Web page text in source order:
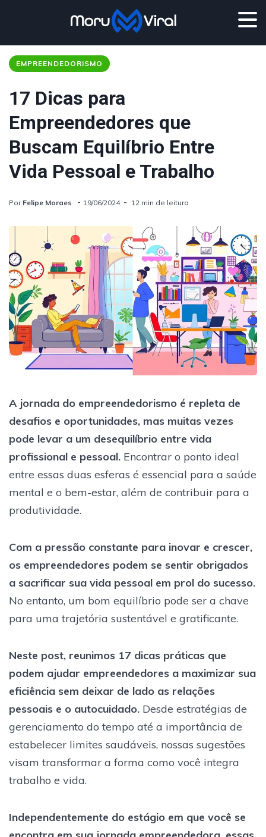
EMPREENDEDORISMO
17 Dicas para
Empreendedores que
Buscam Equilíbrio Entre
Vida Pessoal e Trabalho
Por Felipe Moraes 19/06/2024 12 min de leitura
A jornada do empreendedorismo é repleta de
desafios e oportunidades, mas muitas vezes
pode levar a um desequilíbrio entre vida
profissional e pessoal. Encontrar o ponto ideal
entre essas duas esferas é essencial para a saúde
mental e o bem-estar, além de contribuir para a
produtividade.
Com a pressão constante para inovar e crescer,
os empreendedores podem se sentir obrigados
a sacrificar sua vida pessoal em prol do sucesso.
No entanto, um bom equilíbrio pode ser a chave
para uma trajetória sustentável e gratificante.
Neste post, reunimos 17 dicas práticas que
podem ajudar empreendedores a maximizar sua
eficiência sem deixar de lado as relações
pessoais e o autocuidado. Desde estratégias de
gerenciamento do tempo até a importância de
estabelecer limites saudáveis, nossas sugestões
visam transformar a forma como você integra
trabalho e vida.
Independentemente do estágio em que você se